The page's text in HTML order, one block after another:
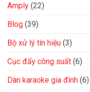
Amply (22)
Blog (39)
Bộ xử lý tín hiệu (3)
Cục đẩy công suất (6)
Dàn karaoke gia đình (6)